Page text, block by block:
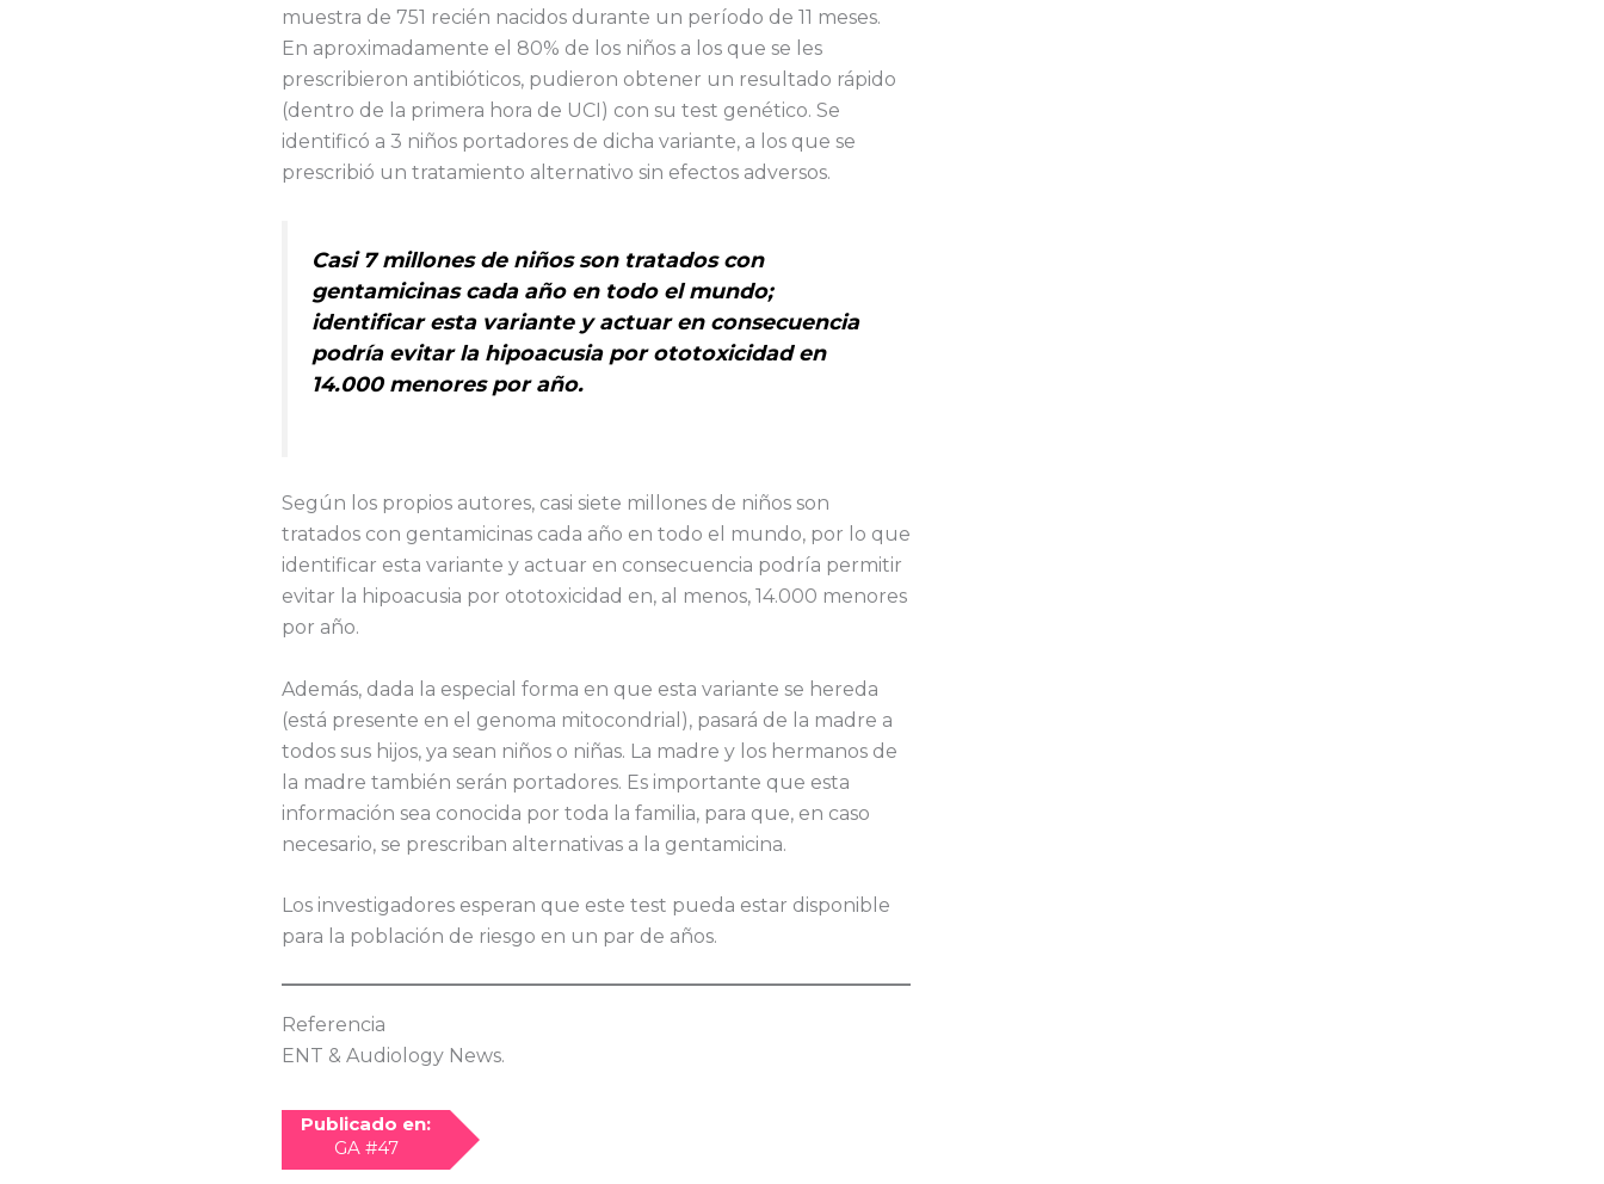
muestra de 751 recién nacidos durante un período de 11 meses.
En aproximadamente el 80% de los niños a los que se les
prescribieron antibióticos, pudieron obtener un resultado rápido
(dentro de la primera hora de UCI) con su test genético. Se
identificó a 3 niños portadores de dicha variante, a los que se
prescribió un tratamiento alternativo sin efectos adversos.
Casi 7 millones de niños son tratados con
gentamicinas cada año en todo el mundo;
identificar esta variante y actuar en consecuencia
podría evitar la hipoacusia por ototoxicidad en
14.000 menores por año.
Según los propios autores, casi siete millones de niños son
tratados con gentamicinas cada año en todo el mundo, por lo que
identificar esta variante y actuar en consecuencia podría permitir
evitar la hipoacusia por ototoxicidad en, al menos, 14.000 menores
por año.
Además, dada la especial forma en que esta variante se hereda
(está presente en el genoma mitocondrial), pasará de la madre a
todos sus hijos, ya sean niños o niñas. La madre y los hermanos de
la madre también serán portadores. Es importante que esta
información sea conocida por toda la familia, para que, en caso
necesario, se prescriban alternativas a la gentamicina.
Los investigadores esperan que este test pueda estar disponible
para la población de riesgo en un par de años.
Referencia
ENT & Audiology News.
Publicado en:
GA #47